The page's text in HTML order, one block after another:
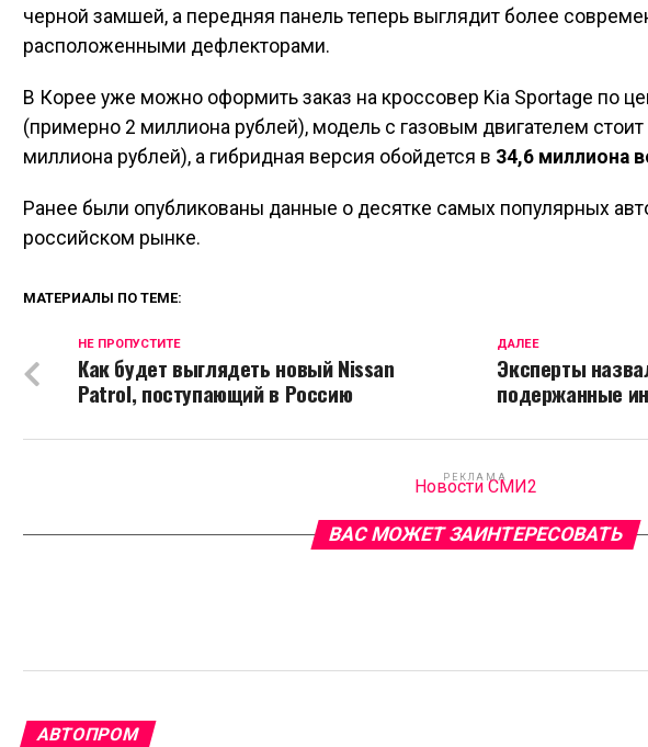
черной замшей, а передняя панель теперь выглядит более
расположенными дефлекторами.
В Корее уже можно оформить заказ на кроссовер Kia Sportage по
(примерно 2 миллиона рублей), модель с газовым двигателем стоит
миллиона рублей), а гибридная версия обойдется в 34,6 миллиона
Ранее были опубликованы данные о десятке самых популярных
российском рынке.
МАТЕРИАЛЫ ПО ТЕМЕ:
ДАЛЕЕ
Эксперты
подержанные
НЕ ПРОПУСТИТЕ
Как будет выглядеть новый Nissan
Patrol, поступающий в Россию
РЕКЛАМА
Новости СМИ2
ВАС МОЖЕТ ЗАИНТЕРЕСОВАТЬ
АВТОПРОМ